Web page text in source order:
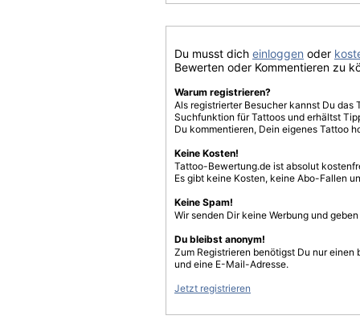
Du musst dich einloggen oder
Bewerten oder Kommentieren zu
Warum registrieren?
Als registrierter Besucher kannst Du
Suchfunktion für Tattoos und erhältst
Du kommentieren, Dein eigenes Tattoo
Keine Kosten!
Tattoo-Bewertung.de ist absolut
Es gibt keine Kosten, keine Abo-Fallen
Keine Spam!
Wir senden Dir keine Werbung und
Du bleibst anonym!
Zum Registrieren benötigst Du nur einen
und eine E-Mail-Adresse.
Jetzt registrieren